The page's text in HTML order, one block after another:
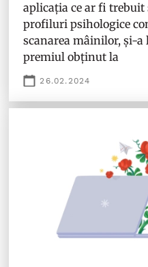
aplicația ce ar fi trebuit
profiluri psihologice
scanarea mâinilor, și-
premiul obținut la
26.02.2024